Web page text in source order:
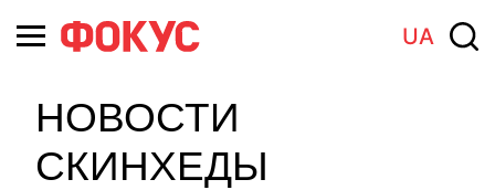
UA
НОВОСТИ
СКИНХЕДЫ